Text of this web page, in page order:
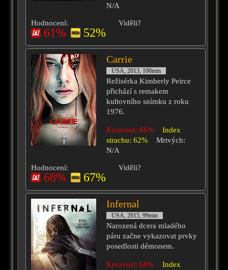
N/A
Hodnocení:
61% 52%
Viděli?
Carrie
USA, 2013, 100min
Režisérka Kimberly Peirce
přichází s remakem
kultovního snímku z roku
1976.
Krvavost: 66%
Index
strachu: 62%
Mrtvých:
N/A
Hodnocení:
68% 67%
Viděli?
Infernal
USA, 2015, 99min
Narozená dcera mladého
páru začne vykazovat prvky
posedlosti démonem.
Krvavost: 68%
Index